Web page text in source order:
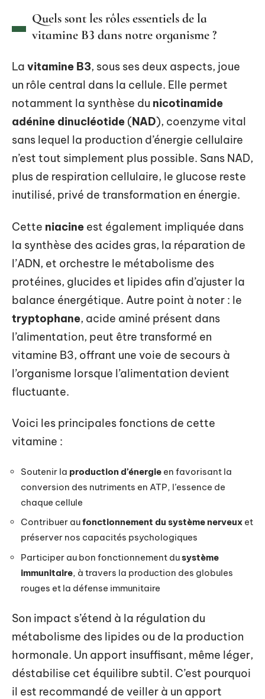
Quels sont les rôles essentiels de la
vitamine B3 dans notre organisme ?
La vitamine B3, sous ses deux aspects, joue
un rôle central dans la cellule. Elle permet
notamment la synthèse du nicotinamide
adénine dinucléotide (NAD), coenzyme vital
sans lequel la production d’énergie cellulaire
n’est tout simplement plus possible. Sans NAD,
plus de respiration cellulaire, le glucose reste
inutilisé, privé de transformation en énergie.
Cette niacine est également impliquée dans
la synthèse des acides gras, la réparation de
l’ADN, et orchestre le métabolisme des
protéines, glucides et lipides afin d’ajuster la
balance énergétique. Autre point à noter : le
tryptophane, acide aminé présent dans
l’alimentation, peut être transformé en
vitamine B3, offrant une voie de secours à
l’organisme lorsque l’alimentation devient
fluctuante.
Voici les principales fonctions de cette
vitamine :
Soutenir la production d’énergie en favorisant la
conversion des nutriments en ATP, l’essence de
chaque cellule
Contribuer aufonctionnement du système nerveux et
préserver nos capacités psychologiques
Participer au bon fonctionnement dusystème
immunitaire, à travers la production des globules
rouges et la défense immunitaire
Son impact s’étend à la régulation du
métabolisme des lipides ou de la production
hormonale. Un apport insuffisant, même léger,
déstabilise cet équilibre subtil. C’est pourquoi
il est recommandé de veiller à un apport